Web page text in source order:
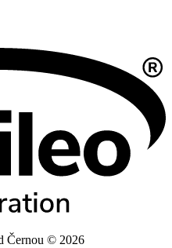
Černou © 2026